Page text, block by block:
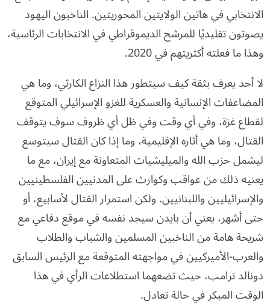
الانتخابي في هاتين الولايتين المحوريتين. الناخبون اليهود
يصوتون تقليديًا للمرشح الديموقراطي في الانتخابات الرئاسية،
وهذا ما فعلته أكثريتهم في 2020.
لا أحد يعرف بثقة كيف سيتطور هذا النزاع الكارثي، وما هي
المضاعفات الإنسانية والعسكرية للغزو الإسرائيلي المتوقع
لقطاع غزة، وفي أي وقت وفي ظل أي ظروف سوف يتوقف
القتال، وما هي أثاره الإقليمية، وما إذا كان القتال سيتوسع
ليشمل حزب الله والميليشيات المتعاونة مع إيران، مع ما
يعنيه ذلك من عواقب وكوارث على المدنيين الفلسطينيين
والإسرائيليين واللبنانيين. ولكن استمرار القتال لأسابيع، أو
حتى أشهر، يعني أن بايدن سيجد نفسه في موقع دفاعي مع
شريحة هامة من الناخبين المسلمين والشباب والطلاب
والعرب-الأميركيين في مواجهته المتوقعة مع الرئيس السابق
دونالد ترامب، حيث تضعهما استطلاعات الرأي في هذا
الوقت المبكر في حالة تعادل.